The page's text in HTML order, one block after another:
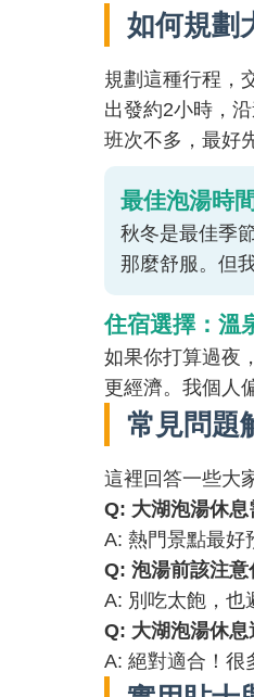
如何規劃
規劃這種行程，
出發約2小時，
班次不多，最好
最佳泡湯時間
秋冬是最佳季
那麼舒服。但
住宿選擇：溫
如果你打算過夜
更經濟。我個人
常見問題
這裡回答一些大
Q: 大湖泡湯休息
A: 熱門景點最好
Q: 泡湯前該注意
A: 別吃太飽，也
Q: 大湖泡湯休息
A: 絕對適合！很